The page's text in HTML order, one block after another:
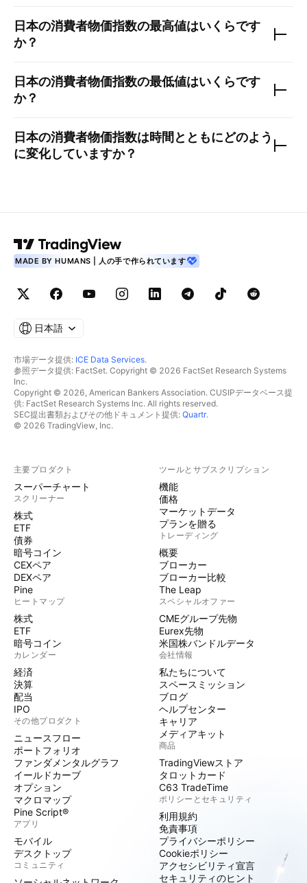
日本の消費者物価指数の最高値はいくらです
か？
日本の消費者物価指数の最低値はいくらです
か？
日本の消費者物価指数は時間とともにどのよう
に変化していますか？
MADE BY HUMANS | 人の手で作られています
日本語
市場データ提供: ICE Data Services.
参照データ提供: FactSet. Copyright © 2026 FactSet Research Systems
Inc.
Copyright © 2026, American Bankers Association. CUSIPデータベース提
供: FactSet Research Systems Inc. All rights reserved.
SEC提出書類およびその他ドキュメント提供: Quartr.
© 2026 TradingView, Inc.
主要プロダクト
スーパーチャート
スクリーナー
株式
ETF
債券
暗号コイン
CEXペア
DEXペア
Pine
ヒートマップ
株式
ETF
暗号コイン
カレンダー
経済
決算
配当
IPO
その他プロダクト
ニュースフロー
ポートフォリオ
ファンダメンタルグラフ
イールドカーブ
オプション
マクロマップ
Pine Script®
アプリ
モバイル
デスクトップ
コミュニティ
ツールとサブスクリプション
機能
価格
マーケットデータ
プランを贈る
トレーディング
概要
ブローカー
ブローカー比較
The Leap
スペシャルオファー
CMEグループ先物
Eurex先物
米国株バンドルデータ
会社情報
私たちについて
スペースミッション
ブログ
ヘルプセンター
キャリア
メディアキット
商品
TradingViewストア
タロットカード
C63 TradeTime
ポリシーとセキュリティ
利用規約
免責事項
プライバシーポリシー
Cookieポリシー
アクセシビリティ宣言
セキュリティのヒント